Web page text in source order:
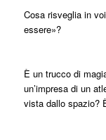
Cosa risveglia in
essere»?
È un trucco di
un’impresa di un
vista dallo spazio?